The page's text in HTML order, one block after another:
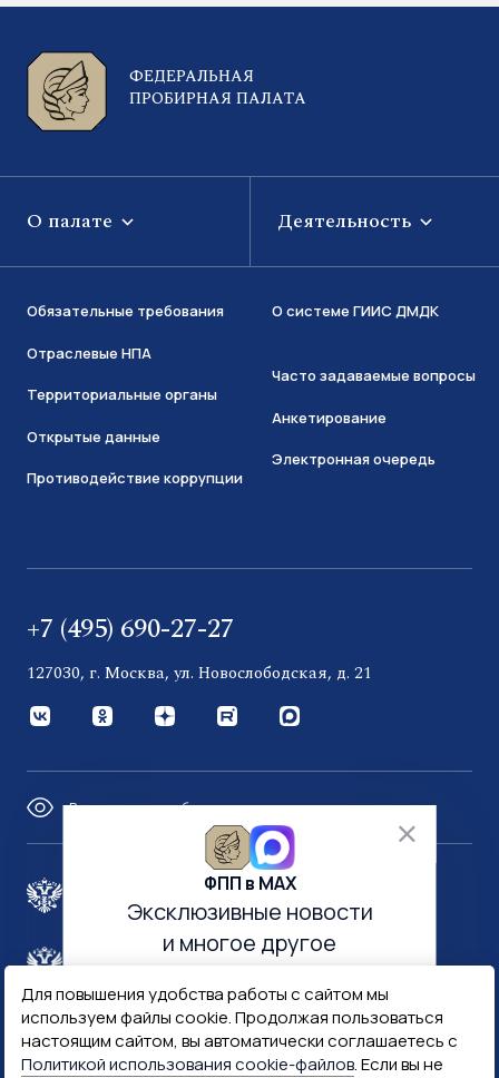
Для повышения удобства работы с сайтом мы
используем файлы cookie. Продолжая пользоваться
настоящим сайтом, вы автоматически соглашаетесь с
Политикой использования cookie-файлов. Если вы не
ФЕДЕРАЛЬНАЯ
ПРОБИРНАЯ ПАЛАТА
О палате Деятельность
Обязательные требования
Отраслевые НПА
Территориальные органы
Открытые данные
Противодействие коррупции
О системе ГИИС ДМДК
Часто задаваемые вопросы
Анкетирование
Электронная очередь
+7 (495) 690-27-27
127030, г. Москва, ул. Новослободская, д. 21
Версия для слабовидящих
Правительство России
Госуслуги Госключ
ФПП в МАХ
Эксклюзивные новости
и многое другое